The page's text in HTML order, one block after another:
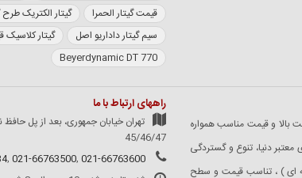
قیمت گیتار الحمرا
گیتار الکتریک
سیم گیتار داداریو اصل
گیتار
Beyerdynamic DT 770
با کیفیت بالا و قیمت مناسب همواره
دنیا، تنوع و گستردگی
ای ) ، تناسب قیمت و سطح
راههای ارتباط با ما
تهران خیابان جمهوری، بعد از پل
45/46/47
021-66763600
,
021-66763500
,